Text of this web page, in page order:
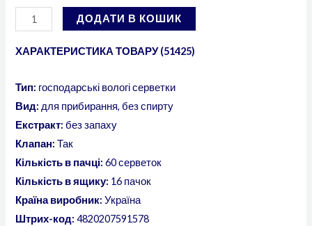
ДОДАТИ В КОШИК
ХАРАКТЕРИСТИКА ТОВАРУ (51425)
Тип: господарські вологі серветки
Вид: для прибирання, без спирту
Екстракт: без запаху
Клапан: Так
Кількість в пачці: 60 серветок
Кількість в ящику: 16 пачок
Країна виробник: Україна
Штрих-код: 4820207591578